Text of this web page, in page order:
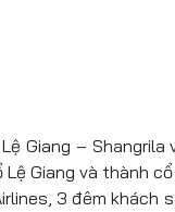
Giang – Shangrila
Lệ Giang và thành
3 đêm khách